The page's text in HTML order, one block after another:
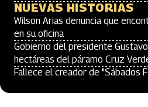
NUEVAS HISTORIAS
Wilson Arias denuncia que
en su oficina
Gobierno del presidente
hectáreas del páramo Cruz
Fallece el creador de "Sábados